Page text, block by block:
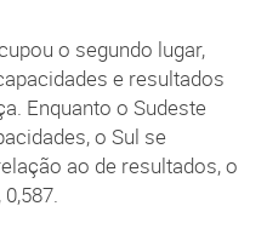
o segundo lugar,
e resultados
Enquanto o Sudeste
o Sul se
ao de resultados, o